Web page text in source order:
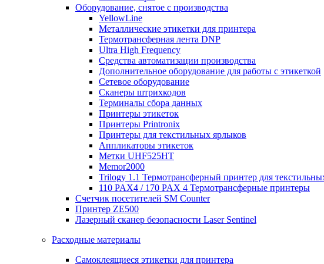
Оборудование, снятое с производства
YellowLine
Металлические этикетки для принтера
Термотрансферная лента DNP
Ultra High Frequency
Средства автоматизации производства
Дополнительное оборудование для работы с этикеткой
Сетевое оборудование
Сканеры штрихкодов
Терминалы сбора данных
Принтеры этикеток
Принтеры Printronix
Принтеры для текстильных ярлыков
Аппликаторы этикеток
Метки UHF525HT
Memor2000
Trilogy 1.1 Термотрансферный принтер для
110 PAX4 / 170 PAX 4 Термотрансферные принтеры
Счетчик посетителей SM Counter
Принтер ZE500
Лазерный сканер безопасности Laser Sentinel
Расходные материалы
Самоклеящиеся этикетки для принтера